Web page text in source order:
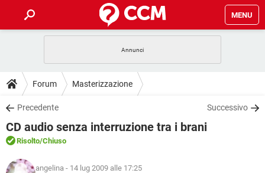
MENU
INTRATTENIMENTO ANDROID
iOS
INSTAGRAM WHATSAPP
TIKTOK
HARDWARE
GUIDE
COVID-19
iOS
INSTAGRAM
DOWNLOAD
COVID-19 GAMING
INTRATTENIMENTO
iOS WINDOWS 10
FORUM
COVID-19
GLOSSARIO
Forum Masterizzazione
Precedente Successivo
CD audio senza interruzione tra i brani
Risolto/Chiuso
angelina - 14 lug 2009 alle 17:25